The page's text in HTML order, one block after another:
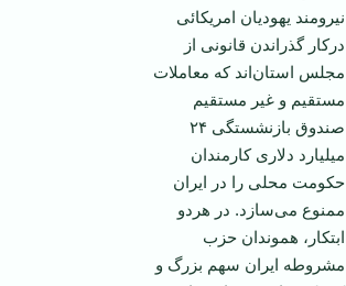
نيرومند يهوديان امريکائی
درکار گذراندن قانونی از
مجلس استان‌اند که معاملات
مستقيم و غير مستقيم
صندوق بازنشستگی ۲۴
ميليارد دلاری کارمندان
حکومت محلی را در ايران
ممنوع می‌سازد. در هردو
ابتکار، هموندان حزب
مشروطه ايران سهم بزرگ و